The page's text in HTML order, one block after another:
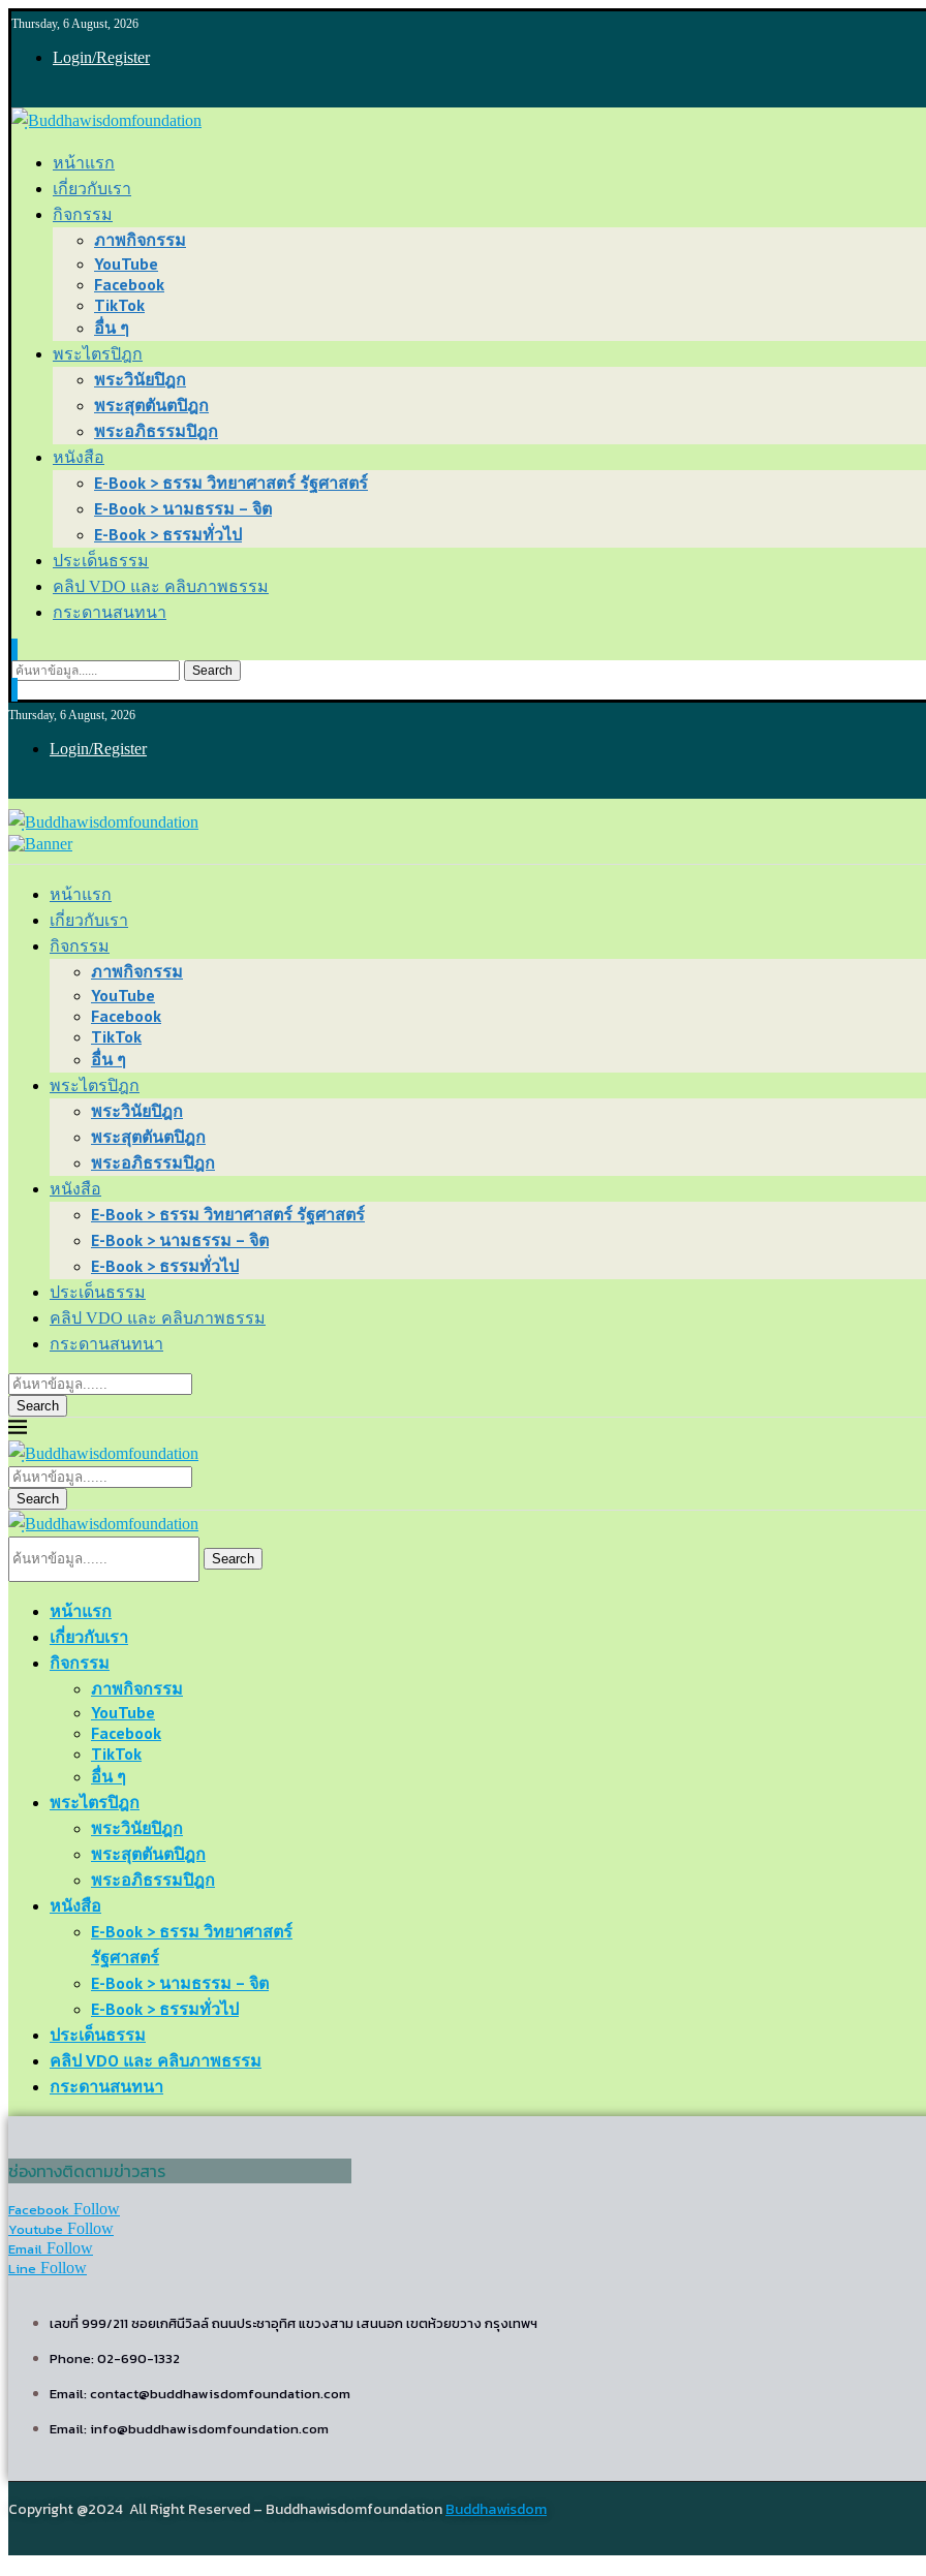
Thursday, 6 August, 2026
Login/Register
หน้าแรก
เกี่ยวกับเรา
กิจกรรม
ภาพกิจกรรม
YouTube
Facebook
TikTok
อื่น ๆ
พระไตรปิฎก
พระวินัยปิฎก
พระสุตตันตปิฎก
พระอภิธรรมปิฎก
หนังสือ
E-Book > ธรรม วิทยาศาสตร์ รัฐศาสตร์
E-Book > นามธรรม – จิต
E-Book > ธรรมทั่วไป
ประเด็นธรรม
คลิป VDO และ คลิบภาพธรรม
กระดานสนทนา
Search
Thursday, 6 August, 2026
Login/Register
หน้าแรก
เกี่ยวกับเรา
กิจกรรม
ภาพกิจกรรม
YouTube
Facebook
TikTok
อื่น ๆ
พระไตรปิฎก
พระวินัยปิฎก
พระสุตตันตปิฎก
พระอภิธรรมปิฎก
หนังสือ
E-Book > ธรรม วิทยาศาสตร์ รัฐศาสตร์
E-Book > นามธรรม – จิต
E-Book > ธรรมทั่วไป
ประเด็นธรรม
คลิป VDO และ คลิบภาพธรรม
กระดานสนทนา
Search
Search
Search
หน้าแรก
เกี่ยวกับเรา
กิจกรรม
ภาพกิจกรรม
YouTube
Facebook
TikTok
อื่น ๆ
พระไตรปิฎก
พระวินัยปิฎก
พระสุตตันตปิฎก
พระอภิธรรมปิฎก
หนังสือ
E-Book > ธรรม วิทยาศาสตร์
รัฐศาสตร์
E-Book > นามธรรม – จิต
E-Book > ธรรมทั่วไป
ประเด็นธรรม
คลิป VDO และ คลิบภาพธรรม
กระดานสนทนา
ช่องทางติดตามข่าวสาร
Facebook Follow
Youtube Follow
Email Follow
Line Follow
เลขที่ 999/211 ซอยเกศินีวิลล์ ถนนประชาอุทิศ แขวงสาม เสนนอก เขตห้วยขวาง กรุงเทพฯ
Phone: 02-690-1332
Email: contact@buddhawisdomfoundation.com
Email: info@buddhawisdomfoundation.com
Copyright @2024 All Right Reserved – BuddhawisdomfoundationBuddhawisdom